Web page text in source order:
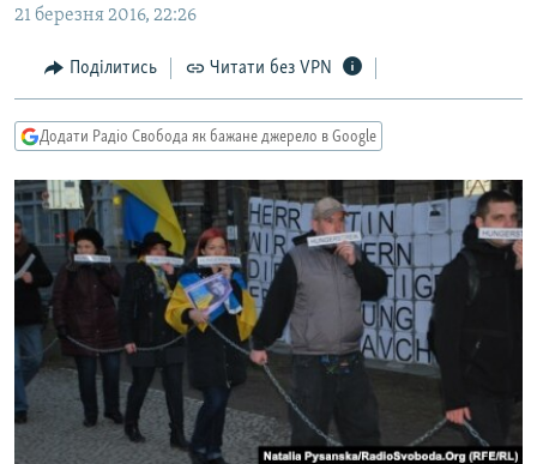
навігації
Перейти
пошуку
ЕКОНОМІКА
СУСПІЛЬСТВО
СПОРТ
УКРАЇНА
СВІТ
РОСІЙСЬКА «ФІЛЬТРАЦІЯ»
ДОНБАС.РЕАЛІЇ
КРИМ.РЕАЛІЇ
ТИ ЯК?
СХЕМИ
КИТАЙ.ВИКЛИКИ
МУЛЬТИМЕДІА
ФОТО
СПЕЦПРОЄКТИ
ПОДКАСТИ
21 березня 2016, 22:26
Поділитись Читати без VPN
Додати Радіо Свобода як бажане джерело в Google